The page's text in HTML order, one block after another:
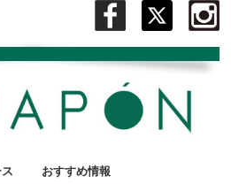
おすすめ情報